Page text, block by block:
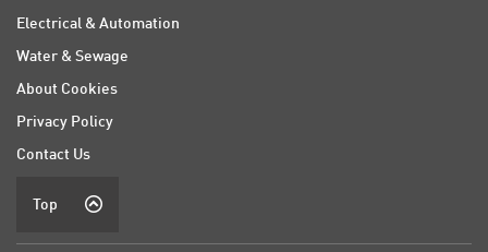
Electrical & Automation
Water & Sewage
About Cookies
Privacy Policy
Contact Us
Top